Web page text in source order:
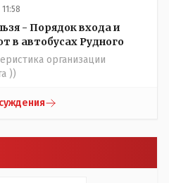
бомбордируя ее пока та
определенному кругу лиц.
журналистов уже
и иронично
- Порядок входа и
в автобусах Рудного
организации
))